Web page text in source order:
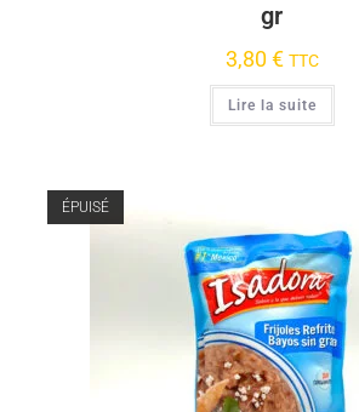
gr
3,80€ TTC
Lire la suite
ÉPUISÉ